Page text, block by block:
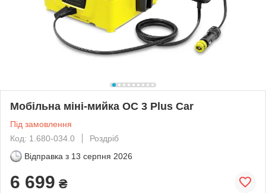
Мобільна міні-мийка OC 3 Plus Car
Під замовлення
Код: 1.680-034.0
Роздріб
Відправка з 13 серпня 2026
6 699 ₴